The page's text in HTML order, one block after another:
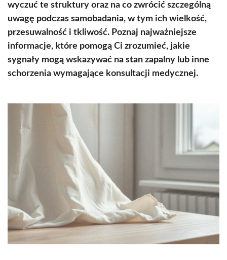
wyczuć te struktury oraz na co zwrócić szczególną
uwagę podczas samobadania, w tym ich wielkość,
przesuwalność i tkliwość. Poznaj najważniejsze
informacje, które pomogą Ci zrozumieć, jakie
sygnały mogą wskazywać na stan zapalny lub inne
schorzenia wymagające konsultacji medycznej.